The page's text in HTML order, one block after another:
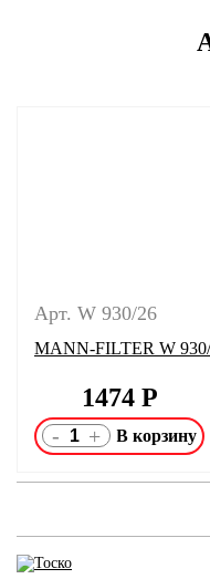
Арт. W 930/26
MANN-FILTER W
1474 Р
- +